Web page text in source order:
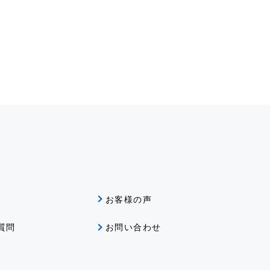
問
お客様の声
お問い合わせ